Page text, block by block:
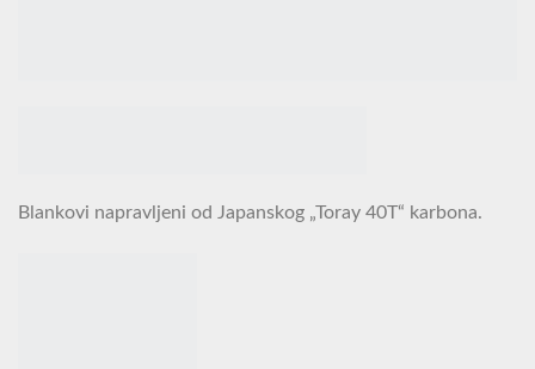
Blankovi napravljeni od Japanskog „Toray 40T“ karbona.